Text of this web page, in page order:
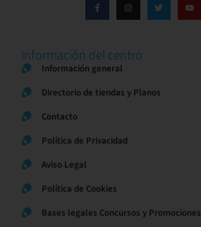
Información del centro
Información general
Directorio de tiendas y Planos
Contacto
Política de Privacidad
Aviso Legal
Política de Cookies
Bases legales Concursos y Promociones